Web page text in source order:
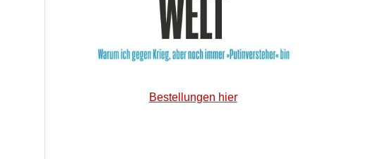
Bestellungen hier